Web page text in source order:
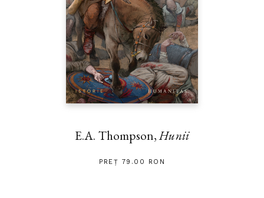
E.A. Thompson,Hunii
PREȚ 79.00 RON